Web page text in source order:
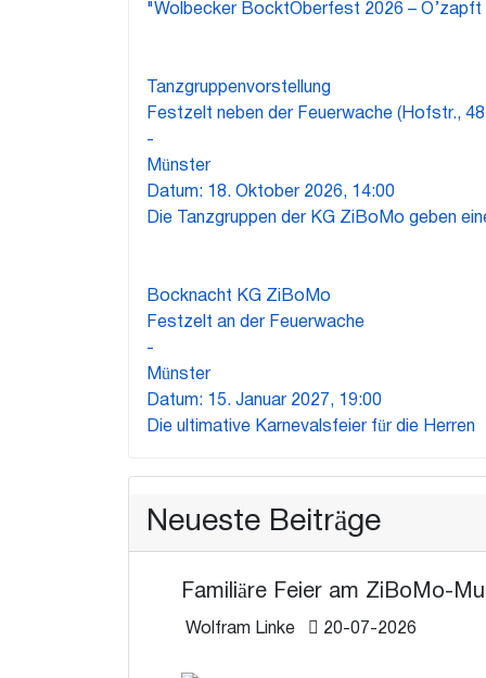
"Wolbecker BocktOberfest 2026 – O’zapft
Tanzgruppenvorstellung
Festzelt neben der Feuerwache (Hofstr.,
-
Münster
Datum: 18. Oktober 2026, 14:00
Die Tanzgruppen der KG ZiBoMo geben
Bocknacht KG ZiBoMo
Festzelt an der Feuerwache
-
Münster
Datum: 15. Januar 2027, 19:00
Die ultimative Karnevalsfeier für die Herren
Neueste Beiträge
Familiäre Feier am ZiBoMo-
Details
Wolfram Linke 20-07-2026